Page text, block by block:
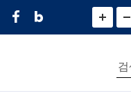
페
네
그
)
화
면
통
합
검